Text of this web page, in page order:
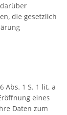
die gesetzlich
Abs. 1 S. 1 lit. a
eines
Daten zum